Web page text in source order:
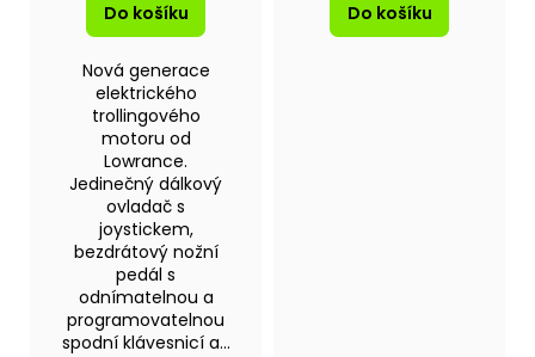
Do košíku
Nová generace
elektrického
trollingového
motoru od
Lowrance.
Jedinečný dálkový
ovladač s
joystickem,
bezdrátový nožní
pedál s
odnímatelnou a
programovatelnou
spodní klávesnicí a...
Do košíku